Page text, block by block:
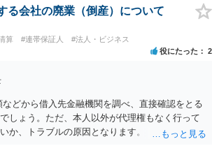
る会社の廃業（倒産）について
算 #連帯保証人 #法人・ビジネス
役にたった 2
などから借入先金融機関を調べ、直接確認をとる
しょう。ただ、本人以外が代理権もなく行って
か、トラブルの原因となります。 【質問２】 約